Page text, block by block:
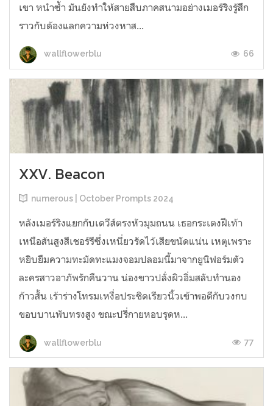
เขา หนำซ้ำ มันยังทำให้สายสืบภาคสนามอย่างเมอร์ริงรู้สึก
ราวกับต้องแลกความห่วงหาส...
wallflowerblu 66
XXV. Beacon
numerous | October Prompts 2024
หลังเมอร์ริงแยกกับเดวีส์ตรงหัวมุมถนน เธอกระเตงฝีเท้า
เหนือส้นสูงสีเชอร์รีซึ่งเหนี่ยวรัดไว้เสียขนัดแน่น เหตุเพราะ
หยิบยืมความทะมัดทะแมงจอมปลอมนี้มาจากยูนิฟอร์มตัว
ละครสาวอาภัพรักคืนวาน น่องขาวปลั่งผิวอิ่มสลับทำนอง
ก้าวสั้น เร้าร่างโทรมเหงื่อประชิดเรียวนิ้วเข้าพอดีกับวงกบ
ขอบบานพับทรงสูง ขณะปรี่กายหอบรุดห...
wallflowerblu 77